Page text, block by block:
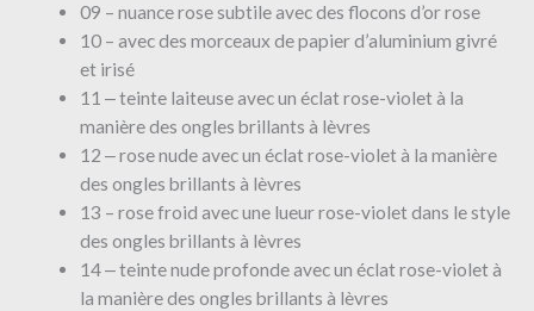
09 – nuance rose subtile avec des flocons d’or rose
10 – avec des morceaux de papier d’aluminium givré
et irisé
11 ‒ teinte laiteuse avec un éclat rose-violet à la
manière des ongles brillants à lèvres
12 ‒ rose nude avec un éclat rose-violet à la manière
des ongles brillants à lèvres
13 – rose froid avec une lueur rose-violet dans le style
des ongles brillants à lèvres
14 ‒ teinte nude profonde avec un éclat rose-violet à
la manière des ongles brillants à lèvres